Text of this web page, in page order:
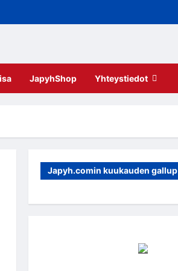
JapyhShop Yhteystiedot
Japyh.comin kuukauden gallup